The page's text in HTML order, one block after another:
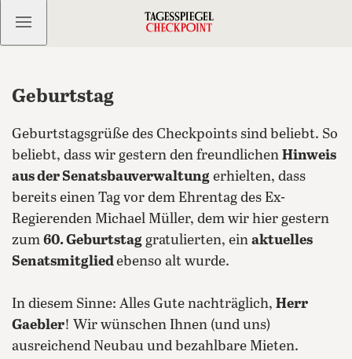
Kostenlos anmelden
Geburtstag
Geburtstagsgrüße des Checkpoints sind beliebt. So
beliebt, dass wir gestern den freundlichen Hinweis
aus der Senatsbauverwaltung erhielten, dass
bereits einen Tag vor dem Ehrentag des Ex-
Regierenden Michael Müller, dem wir hier gestern
zum 60. Geburtstag gratulierten, ein aktuelles
Senatsmitgliedebenso alt wurde.
In diesem Sinne: Alles Gute nachträglich, Herr
Gaebler! Wir wünschen Ihnen (und uns)
ausreichend Neubau und bezahlbare Mieten.